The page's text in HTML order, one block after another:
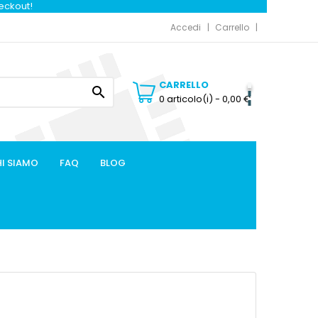
Accedi Carrello

CARRELLO
0 articolo(i) - 0,00 €
SIAMO FAQ BLOG